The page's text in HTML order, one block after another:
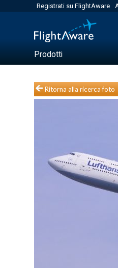
Registrati su FlightAware
Prodotti
Ritorna alla ricerca foto